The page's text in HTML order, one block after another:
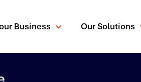
Business Our Solutions